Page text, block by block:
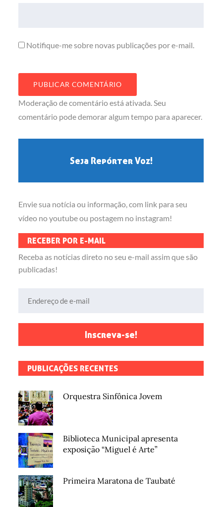
Notifique-me sobre novas publicações por e-mail.
Moderação de comentário está ativada. Seu
comentário pode demorar algum tempo para aparecer.
Seja Repórter Voz!
Envie sua notícia ou informação, com link para seu
vídeo no youtube ou postagem no instagram!
RECEBER POR E-MAIL
Receba as notícias direto no seu e-mail assim que são
publicadas!
Inscreva-se!
PUBLICAÇÕES RECENTES
Orquestra Sinfônica Jovem
Biblioteca Municipal apresenta
exposição “Miguel é Arte”
Primeira Maratona de Taubaté